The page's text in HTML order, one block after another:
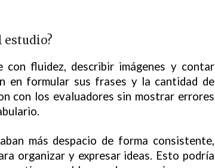
estudio?
fluidez, describir imágenes y contar
en formular sus frases y la cantidad de
con los evaluadores sin mostrar errores
más despacio de forma consistente,
organizar y expresar ideas. Esto podría